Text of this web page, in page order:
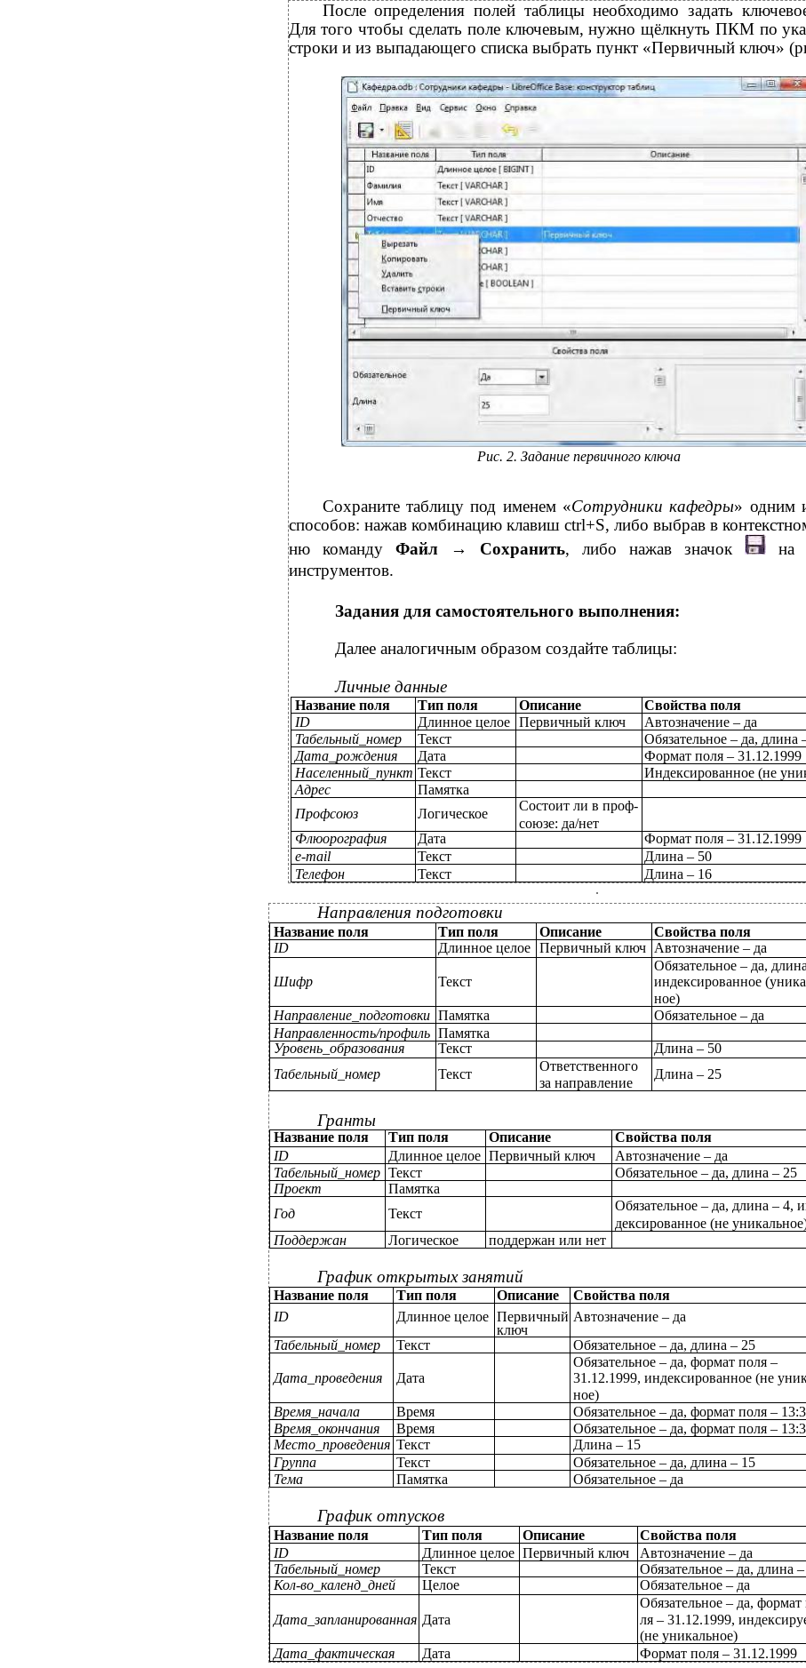
После определения полей таблицы необходимо задать
Для того чтобы сделать поле ключевым, нужно щёлкнуть ПКМ по
строки и из выпадающего списка выбрать пункт «Первичный ключ»
Рис. 2. Задание первичного ключа
Сохраните таблицу под именем «Сотрудники кафедры» одним
способов: нажав комбинацию клавиш ctrl+S, либо выбрав в
ню команду Файл → Сохранить, либо нажав значок
на
инструментов.
Задания для самостоятельного выполнения:
Далее аналогичным образом создайте таблицы:
Личные данные
Название поля Тип поля Описание
Свойства поля
ID
Длинное целое Первичный ключ
Автозначение – да
Табельный_номер
Текст
Обязательное – да, длина
Дата_рождения
Дата
Формат поля – 31.12.1999
Населенный_пункт Текст
Индексированное (не
Адрес
Памятка
Профсоюз
Логическое
Состоит ли в проф-
союзе: да/нет
Флюорография
Дата
Формат поля – 31.12.1999
e-mail
Текст
Длина – 50
Телефон
Текст Длина – 16
Направления подготовки
Название поля Тип поля Описание
Свойства поля
ID
Длинное целое Первичный ключ
Автозначение – да
Обязательное – да,
Шифр
Текст
индексированное
ное)
Направление_подготовки Памятка
Обязательное – да
Направленность/профиль Памятка
Уровень_образования
Текст
Длина – 50
Табельный_номер
Текст
Ответственного
Длина – 25
за направление
Гранты
Название поля Тип поля Описание
Свойства поля
ID
Длинное целое Первичный ключ
Автозначение – да
Табельный_номер Текст
Обязательное – да, длина – 25
Проект
Памятка
Год
Текст
Обязательное – да, длина – 4,
дексированное (не
Поддержан
Логическое поддержан или нет
График открытых занятий
Название поля Тип поля Описание
Свойства поля
ID
Длинное целое Первичный Автозначение – да
ключ
Табельный_номер
Текст
Обязательное – да, длина – 25
Обязательное – да, формат поля –
Дата_проведения
Дата
31.12.1999, индексированное (не
ное)
Время_начала
Время
Обязательное – да, формат поля –
Время_окончания
Время
Обязательное – да, формат поля –
Место_проведения Текст
Длина – 15
Группа
Текст
Обязательное – да, длина – 15
Тема
Памятка Обязательное – да
График отпусков
Название поля Тип поля Описание
Свойства поля
ID
Длинное целое Первичный ключ
Автозначение – да
Табельный_номер
Текст
Обязательное – да, длина
Кол-во_календ_дней
Целое
Обязательное – да
Обязательное – да, формат
Дата_запланированная Дата
ля – 31.12.1999,
(не уникальное)
Дата_фактическая
Дата Формат поля – 31.12.1999